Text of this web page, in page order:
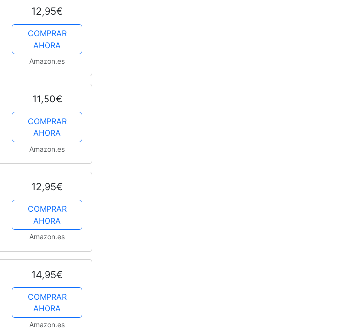
12,95€
COMPRAR
AHORA
Amazon.es
11,50€
COMPRAR
AHORA
Amazon.es
12,95€
COMPRAR
AHORA
Amazon.es
14,95€
COMPRAR
AHORA
Amazon.es